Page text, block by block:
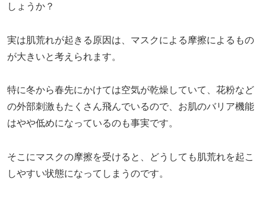
しょうか？
実は肌荒れが起きる原因は、マスクによる摩擦によるもの
が大きいと考えられます。
特に冬から春先にかけては空気が乾燥していて、花粉など
の外部刺激もたくさん飛んでいるので、お肌のバリア機能
はやや低めになっているのも事実です。
そこにマスクの摩擦を受けると、どうしても肌荒れを起こ
しやすい状態になってしまうのです。